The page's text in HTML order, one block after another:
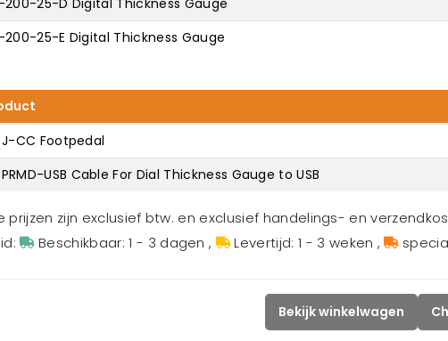
200-25-D Digital Thickness Gauge
200-25-E Digital Thickness Gauge
J-CC Footpedal
USB Cable For Dial Thickness Gauge to USB
prijzen zijn exclusief btw. en exclusief handelings- en
Beschikbaar: 1 - 3 dagen , Levertijd: 1 - 3 weken ,
Bekijk winkelwagen